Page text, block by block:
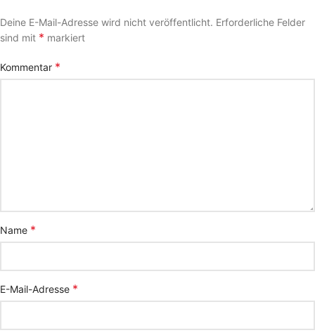
Deine E-Mail-Adresse wird nicht veröffentlicht. Erforderliche Felder
sind mit * markiert
Kommentar *
Name *
E-Mail-Adresse *